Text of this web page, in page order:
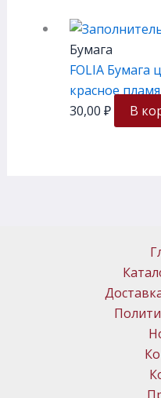
Бумага
FOLIA Бумага
красное пламя
30,00 ₽ В